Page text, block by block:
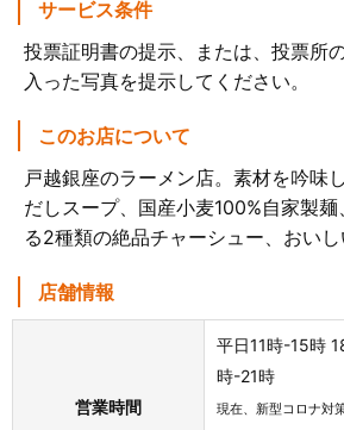
サービス条件
投票証明書の提示、または、投票所
入った写真を提示してください。
このお店について
戸越銀座のラーメン店。素材を吟味
だしスープ、国産小麦100%自家製
る2種類の絶品チャーシュー、おいし
店舗情報
営業時間
平日11時-15時
時-21時
現在、新型コロナ対